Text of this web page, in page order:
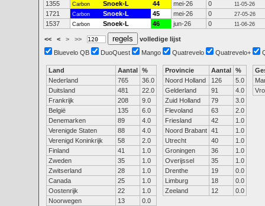
1355 Carbon Snoek-L 44 mei-26 0 11-05-26
1721 Carbon Snoek-L 45 mei-26 0 27-05-26
1537 Carbon Snoek-L 46 jun-26 0 11-06-26
<< < > >>
volledige lijst
Bluevelo QB
DuoQuest Mango Quatrevelo Quatrevelo+
Land Aantal %
Nederland
765
36.0
Duitsland
481
22.0
Frankrijk
208
9.0
België
135
6.0
Denemarken
89
4.0
Verenigde Staten
88
4.0
Verenigd Koninkrijk
58
2.0
Finland
41
1.0
Zweden
35
1.0
Zwitserland
28
1.0
Canada
25
1.0
Oostenrijk
22
1.0
Noorwegen
13
0.0
Provincie Aantal %
Noord Holland
126
5.0
Gelderland
91
4.0
Zuid Holland
79
3.0
Flevoland
63
2.0
Friesland
42
1.0
Noord Brabant 41
1.0
Utrecht
40
1.0
Groningen
36
1.0
Overijssel
35
1.0
Drenthe
19
0.0
Limburg
18
0.0
Zeeland
12 0.0